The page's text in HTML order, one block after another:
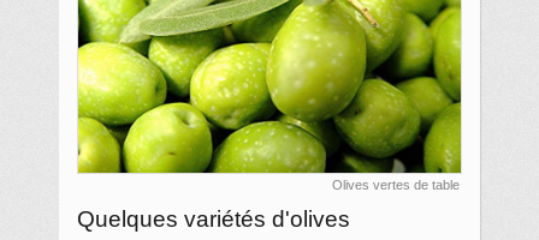
Olives vertes de table
Quelques variétés d'olives